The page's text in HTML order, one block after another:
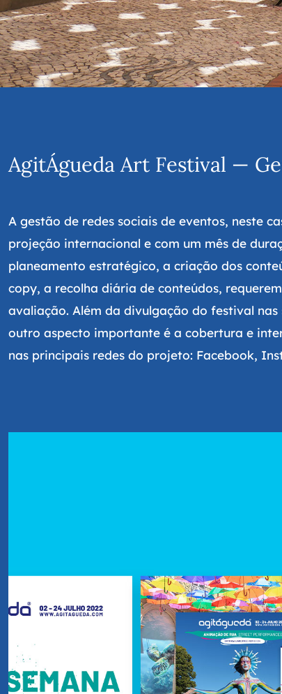
AgitÁgueda Art Festival —
A gestão de redes sociais de eventos, neste
projeção internacional e com um mês de
planeamento estratégico, a criação dos
copy, a recolha diária de conteúdos,
avaliação. Além da divulgação do festival nas
outro aspecto importante é a cobertura e
nas principais redes do projeto: Facebook,